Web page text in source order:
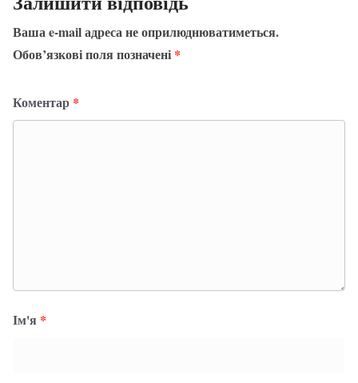
Ваша e-mail адреса не оприлюднюватиметься.
Обов’язкові поля позначені *
Коментар *
Ім'я *